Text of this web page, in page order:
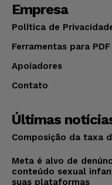
Empresa
Política de
Ferramentas para PDF
Apoiadores
Contato
Últimas
Composição da taxa
Meta é alvo de
conteúdo sexual
suas plataformas